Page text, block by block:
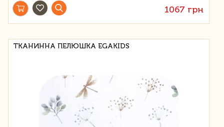
1067 грн
ТКАНИННА ПЕЛЮШКА EGAKIDS